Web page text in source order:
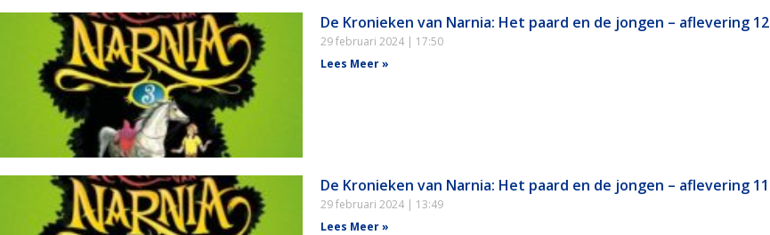
De Kronieken van Narnia: Het paard en de jongen – aflevering 12
29 februari 2024
17:50
Lees Meer »
De Kronieken van Narnia: Het paard en de jongen – aflevering 11
29 februari 2024
13:49
Lees Meer »